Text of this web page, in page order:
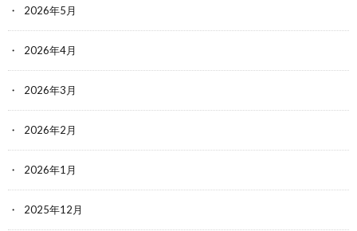
2026年5月
2026年4月
2026年3月
2026年2月
2026年1月
2025年12月